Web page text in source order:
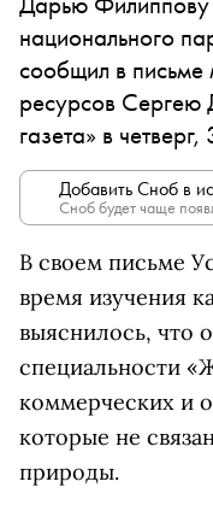
национального
сообщил в письме
ресурсов Сергею
газета» в четверг,
Добавить Сноб в
Сноб будет чаще
В своем письме
время изучения
выяснилось, что
специальности
коммерческих и
которые не
природы.